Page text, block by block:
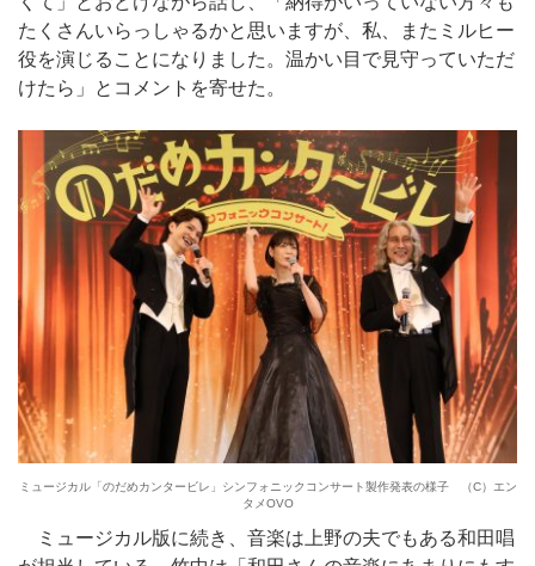
たくさんいらっしゃるかと思いますが、私、またミルヒー
役を演じることになりました。温かい目で見守っていただ
けたら」とコメントを寄せた。
ミュージカル「のだめカンタービレ」シンフォニックコンサート製作発表の様子 （C）エン
タメOVO
ミュージカル版に続き、音楽は上野の夫でもある和田唱